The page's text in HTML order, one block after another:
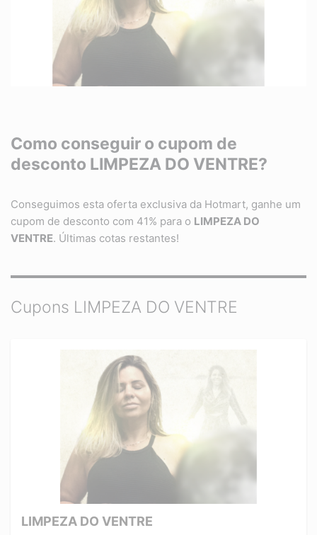
Como conseguir o cupom de
desconto LIMPEZA DO VENTRE?
Conseguimos esta oferta exclusiva da Hotmart, ganhe um
cupom de desconto com 41% para o LIMPEZA DO
VENTRE. Últimas cotas restantes!
Cupons LIMPEZA DO VENTRE
LIMPEZA DO VENTRE